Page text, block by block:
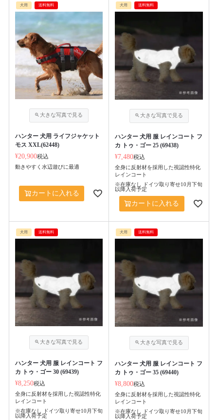
犬用 送料無料
ハンター 犬用 ライフジャケット
モス XXL(62448)
¥20,900税込
動きやすく水辺遊びに最適
カートに入れる
犬用 送料無料
ハンター 犬用 服 レインコート フ
カ トゥ・ゴー 25 (69438)
¥7,480税込
全身に反射材を採用した視認性特化
レインコート
※在庫なし ドイツ取り寄せ10月下旬
以降入荷予定
カートに入れる
犬用 送料無料
ハンター 犬用 服 レインコート フ
カ トゥ・ゴー 30 (69439)
¥8,250税込
全身に反射材を採用した視認性特化
レインコート
※在庫なし ドイツ取り寄せ10月下旬
以降入荷予定
犬用 送料無料
ハンター 犬用 服 レインコート フ
カ トゥ・ゴー 35 (69440)
¥8,800税込
全身に反射材を採用した視認性特化
レインコート
※在庫なし ドイツ取り寄せ10月下旬
以降入荷予定